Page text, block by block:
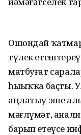
Ошондай
түлек
матбуғат
һыҙыҡҡа баҫты.
аңлатыу эше
мәғлүмәт,
барып етеүсе